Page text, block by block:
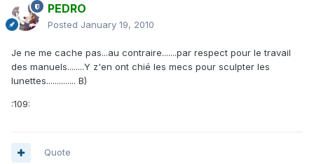
PEDRO
Posted January 19, 2010
Je ne me cache pas...au contraire.......par respect pour le travail
des manuels........Y z'en ont chié les mecs pour sculpter les
lunettes.............. B)
:109:
Quote